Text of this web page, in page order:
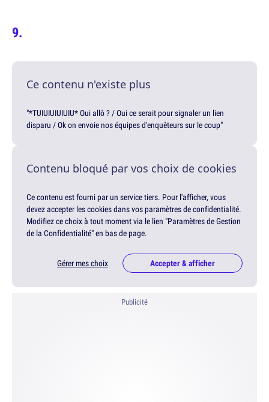
Ce contenu n'existe plus
"*TUIUIUIUIUIU* Oui allô ? / Oui ce serait pour signaler un lien
disparu / Ok on envoie nos équipes d'enquêteurs sur le coup"
Contenu bloqué par vos choix de cookies
Ce contenu est fourni par un service tiers. Pour l'afficher, vous
devez accepter les cookies dans vos paramètres de confidentialité.
Modifiez ce choix à tout moment via le lien "Paramètres de Gestion
de la Confidentialité" en bas de page.
Gérer mes choix Accepter & afficher
Publicité